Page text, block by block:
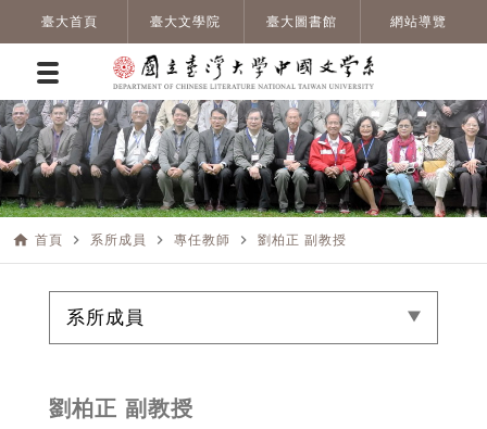
臺大首頁 臺大文學院 臺大圖書館 網站導覽
home 首頁 navigate_next 系所成員 navigate_next 專任教師 navigate_next 劉柏正 副教授
系所成員
劉柏正 副教授